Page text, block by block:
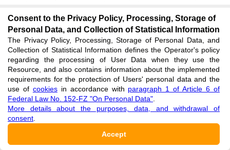
и полом, продемонстрировала паттерность, выражающуюся
в различающихся пиках динамики для мальчиков и девочек,
однако не удалось выявить билатеральную асимметрию при
сравнении между собой детей одинаковых возрастных
интервалов и пола.
Consent to the Privacy Policy, Processing, Storage of
Personal Data, and Collection of Statistical Information
The Privacy Policy, Processing, Storage of Personal Data, and
Collection of Statistical Information defines the Operator's policy
regarding the processing of User Data when they use the
Resource, and also contains information about the implemented
requirements for the protection of Users' personal data and the
use of cookiesin accordance with paragraph 1 of Article 6 of
Federal Law No. 152-FZ "On Personal Data"
More details about the purposes, data, and withdrawal of
consent
Accept